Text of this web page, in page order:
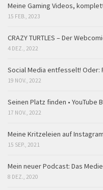
Meine Gaming Videos,
15 FEB., 2023
CRAZY TURTLES – Der
4 DEZ., 2022
Social Media entfesselt! Oder:
19 NOV., 2022
Seinen Platz finden • YouTube
17 NOV., 2022
Meine Kritzeleien auf Instagram
15 SEP., 2021
Mein neuer Podcast: Das
8 DEZ., 2020